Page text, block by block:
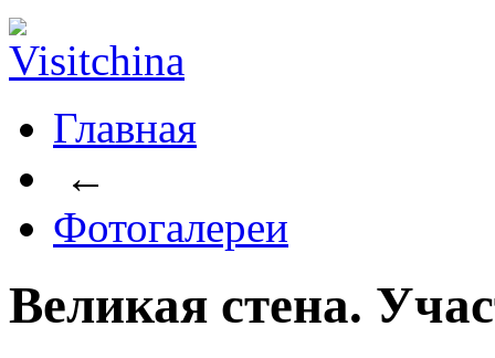
Главная
←
Фотогалереи
Великая стена.